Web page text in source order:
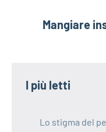
Mangiare
I più letti
Lo stigma del